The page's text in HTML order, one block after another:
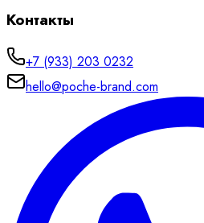
Контакты
+7 (933) 203 0232
hello@poche-brand.com